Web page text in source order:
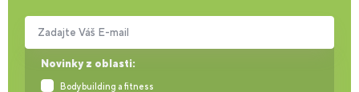
Novinky z oblasti:
Bodybuilding a fitness
Zadajte Váš E-mail